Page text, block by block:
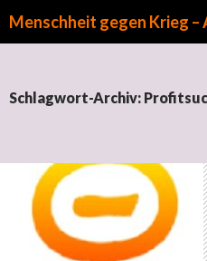
Schlagwort-Archiv: